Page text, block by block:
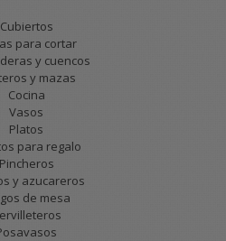
Cubiertos
para cortar
y cuencos
y mazas
Cocina
Vasos
Platos
para regalo
Pincheros
y azucareros
de mesa